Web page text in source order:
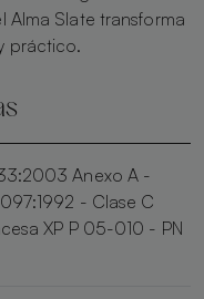
Alma Slate transforma
práctico.
Anexo A -
- Clase C
XP P 05-010 - PN